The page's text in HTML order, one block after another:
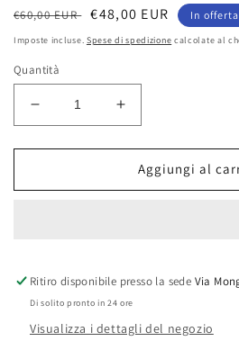
Prezzo
di
€60,00 EUR Prezzo
scontato
€48,00 EUR In offerta
Imposte incluse. Spese di spedizione calcolate al
Quantità
Diminuisci
quantità
per
Mojito
Aumenta
quantità
per
Anello
Mojito
Aggiungi al
Ritiro disponibile presso la sede Via
Di solito pronto in 24 ore
Visualizza i dettagli del negozio